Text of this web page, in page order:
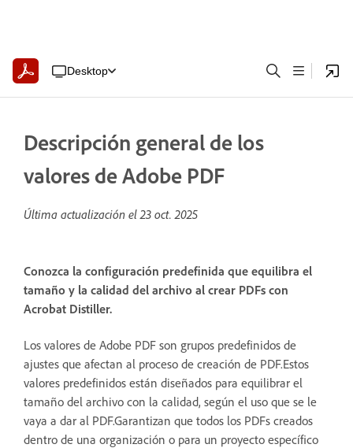
Desktop
Descripción general de los
valores de Adobe PDF
Última actualización el23 oct. 2025
Conozca la configuración predefinida que equilibra el
tamaño y la calidad del archivo al crear PDFs con
Acrobat Distiller.
Los valores de Adobe PDF son grupos predefinidos de
ajustes que afectan al proceso de creación de PDF.Estos
valores predefinidos están diseñados para equilibrar el
tamaño del archivo con la calidad, según el uso que se le
vaya a dar al PDF.Garantizan que todos los PDFs creados
dentro de una organización o para un proyecto específico